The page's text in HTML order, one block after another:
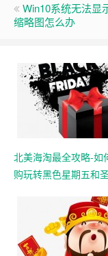
Win10系统无法显
缩略图怎么办
北美海淘最全攻略-如
购玩转黑色星期五和